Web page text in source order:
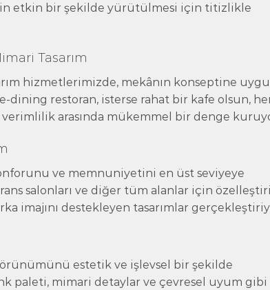
etkin bir şekilde yürütülmesi için titizlikle
Tasarım
hizmetlerimizde, mekânın konseptine
dining restoran, isterse rahat bir kafe olsun,
arasında mükemmel bir denge
ve memnuniyetini en üst seviyeye
salonları ve diğer tüm alanlar için
imajını destekleyen tasarımlar
estetik ve işlevsel bir şekilde
paleti, mimari detaylar ve çevresel uyum gibi